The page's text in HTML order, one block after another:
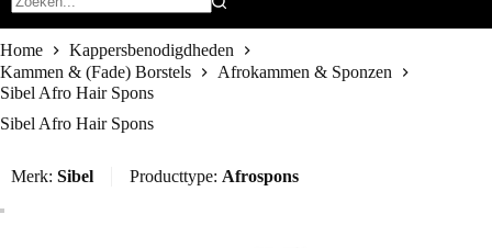
Home
Kappersbenodigdheden
Kammen & (Fade) Borstels
Afrokammen & Sponzen
Sibel Afro Hair Spons
Sibel Afro Hair Spons
Merk: Sibel Producttype: Afrospons